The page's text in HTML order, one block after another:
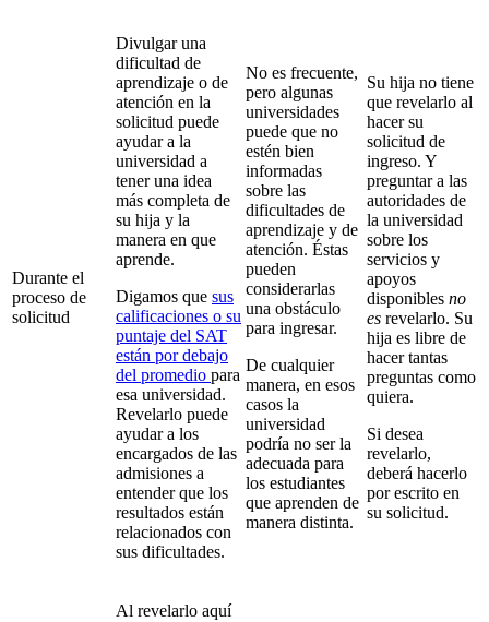
Durante el
proceso de
solicitud
Divulgar una
dificultad de
aprendizaje o de
atención en la
solicitud puede
ayudar a la
universidad a
tener una idea
más completa de
su hija y la
manera en que
aprende.
Digamos que sus
calificaciones o su
puntaje del SAT
están por debajo
del promedio para
esa universidad.
Revelarlo puede
ayudar a los
encargados de las
admisiones a
entender que los
resultados están
relacionados con
sus dificultades.
No es frecuente,
pero algunas
universidades
puede que no
estén bien
informadas
sobre las
dificultades de
aprendizaje y de
atención. Éstas
pueden
considerarlas
una obstáculo
para ingresar.
De cualquier
manera, en esos
casos la
universidad
podría no ser la
adecuada para
los estudiantes
que aprenden de
manera distinta.
Su hija no tiene
que revelarlo al
hacer su
solicitud de
ingreso. Y
preguntar a las
autoridades de
la universidad
sobre los
servicios y
apoyos
disponibles no
es revelarlo. Su
hija es libre de
hacer tantas
preguntas como
quiera.
Si desea
revelarlo,
deberá hacerlo
por escrito en
su solicitud.
Al revelarlo aquí